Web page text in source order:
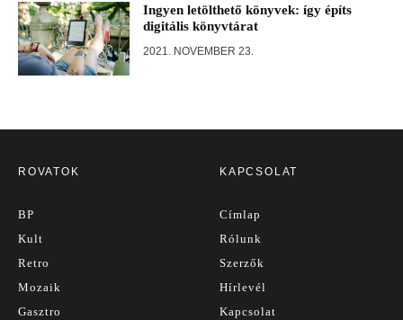
Ingyen letölthető könyvek: így építs
digitális könyvtárat
2021. NOVEMBER 23.
ROVATOK
BP
Kult
Retro
Mozaik
Gasztro
KAPCSOLAT
Címlap
Rólunk
Szerzők
Hírlevél
Kapcsolat